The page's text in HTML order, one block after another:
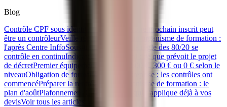
Blog
Contrôle CPF sous identité d'emprunt : votre prochain inscrit peut
être un contrôleurVeille réglementaire d'un organisme de formation :
l'après Centre InffoSous-traitance CPF : la règle des 80/20 se
contrôle en continuIndicateur 33 Qualiopi : ce que prévoit le projet
de décretPremier équipement apprenti : 500 €, 300 € ou 0 € selon le
niveauObligation de formation IA en entreprise : les contrôles ont
commencéPréparer la rentrée de son organisme de formation : le
plan d'aoûtPlafonnement CPF 2026 : ce qui s'applique déjà à vos
devisVoir tous les articles →